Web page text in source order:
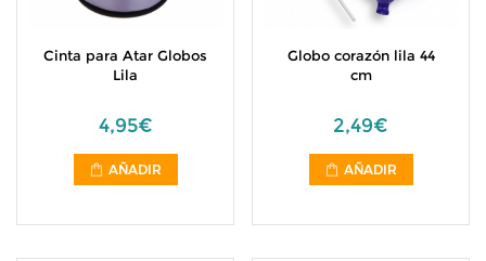
Cinta para Atar Globos
Lila
4,95€
AÑADIR
Globo corazón lila 44
cm
2,49€
AÑADIR